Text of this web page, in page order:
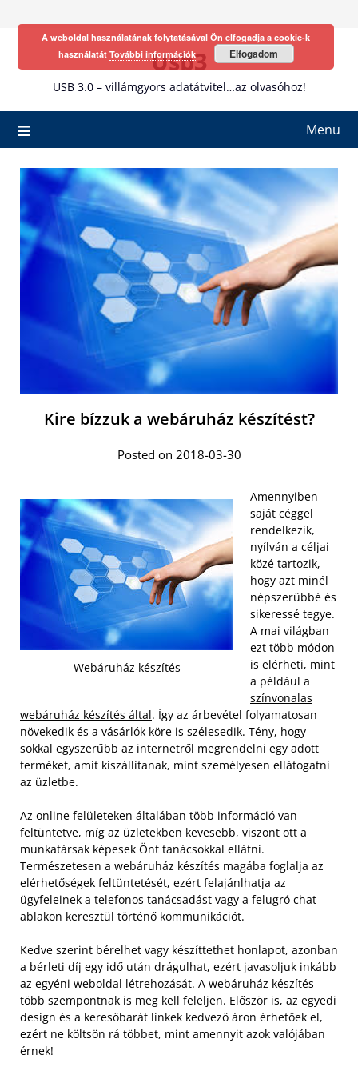
Usb3
USB 3.0 – villámgyors adatátvitel…az olvasóhoz!
Menu
Kire bízzuk a webáruház készítést?
Posted on 2018-03-30
Webáruház készítés
Amennyiben
saját céggel
rendelkezik,
nyílván a céljai
közé tartozik,
hogy azt minél
népszerűbbé és
sikeressé tegye.
A mai világban
ezt több módon
is elérheti, mint
a például a
színvonalas
webáruház készítés által. Így az árbevétel folyamatosan
növekedik és a vásárlók köre is szélesedik. Tény, hogy
sokkal egyszerűbb az internetről megrendelni egy adott
terméket, amit kiszállítanak, mint személyesen ellátogatni
az üzletbe.
Az online felületeken általában több információ van
feltüntetve, míg az üzletekben kevesebb, viszont ott a
munkatársak képesek Önt tanácsokkal ellátni.
Természetesen a webáruház készítés magába foglalja az
elérhetőségek feltüntetését, ezért felajánlhatja az
ügyfeleinek a telefonos tanácsadást vagy a felugró chat
ablakon keresztül történő kommunikációt.
Kedve szerint bérelhet vagy készíttethet honlapot, azonban
a bérleti díj egy idő után drágulhat, ezért javasoljuk inkább
az egyéni weboldal létrehozását. A webáruház készítés
több szempontnak is meg kell feleljen. Először is, az egyedi
design és a keresőbarát linkek kedvező áron érhetőek el,
ezért ne költsön rá többet, mint amennyit azok valójában
érnek!
A weboldal használatának folytatásával Ön elfogadja a cookie-k
használatát További információk Elfogadom